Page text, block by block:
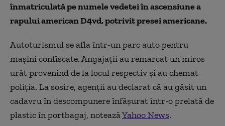
înmatriculată pe numele vedetei în ascensiune a
rapului american D4vd,potrivit presei americane.
Autoturismul se afla într-un parc auto pentru
mașini confiscate. Angajații au remarcatun miros
urât provenind de la locul respectiv și au chemat
poliția. La sosire, agenţii au declarat că au găsit un
cadavru în descompunere înfăşurat într-o prelată de
plastic în portbagaj, noteazăYahoo News.